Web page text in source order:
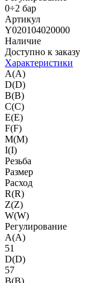
0÷2 бар
Артикул
Y020104020000
Наличие
Доступно к заказу
Характеристики
A(A)
D(D)
B(B)
C(C)
E(E)
F(F)
M(M)
I(I)
Резьба
Размер
Расход
R(R)
Z(Z)
W(W)
Регулирование
A(A)
51
D(D)
57
B(B)